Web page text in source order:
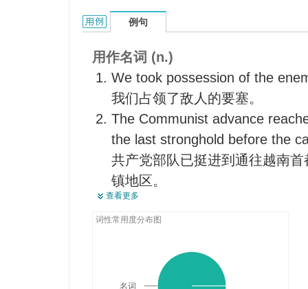
stronghold的用法和样例：
例句
用作名词 (n.)
We took possession of the
我们占领了敌人的要塞。
The Communist advance
the last stronghold before the
共产党部队已挺进到通往越南
镇地区。
You are to take the enemy
你们必须在凌晨前攻下敌人的堡
它是安插在自我的中心堡垒中
查看更多
词性常用度分布图
名词